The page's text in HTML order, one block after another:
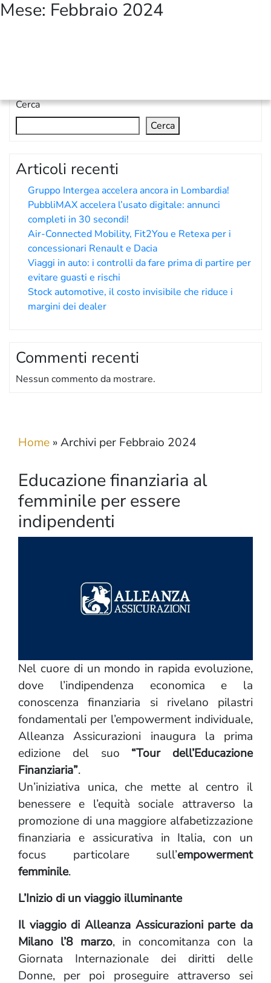
Cerca
Cerca
Articoli recenti
Gruppo Intergea accelera ancora in Lombardia!
PubbliMAX accelera l’usato digitale: annunci
completi in 30 secondi!
Air-Connected Mobility, Fit2You e Retexa per i
concessionari Renault e Dacia
Viaggi in auto: i controlli da fare prima di partire per
evitare guasti e rischi
Stock automotive, il costo invisibile che riduce i
margini dei dealer
Commenti recenti
Nessun commento da mostrare.
Mese: Febbraio 2024
Home »Archivi per Febbraio 2024
Educazione finanziaria al
femminile per essere
indipendenti
Nel cuore di un mondo in rapida evoluzione,
dove l’indipendenza economica e la
conoscenza finanziaria si rivelano pilastri
fondamentali per l’empowerment individuale,
Alleanza Assicurazioni inaugura la prima
edizione del suo “Tour dell’Educazione
Finanziaria”.
Un’iniziativa unica, che mette al centro il
benessere e l’equità sociale attraverso la
promozione di una maggiore alfabetizzazione
finanziaria e assicurativa in Italia, con un
focus particolare sull’empowerment
femminile.
L’Inizio di un viaggio illuminante
Il viaggio di Alleanza Assicurazioni parte da
Milano l’8 marzo, in concomitanza con la
Giornata Internazionale dei diritti delle
Donne, per poi proseguire attraverso sei